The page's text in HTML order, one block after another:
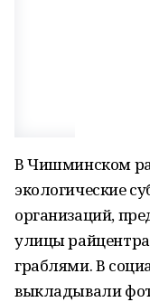
В Чишминском
экологические
организаций,
улицы
граблями. В
выкладывали